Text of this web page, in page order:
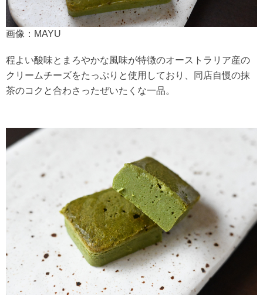
画像：MAYU
程よい酸味とまろやかな風味が特徴のオーストラリア産の
クリームチーズをたっぷりと使用しており、同店自慢の抹
茶のコクと合わさったぜいたくな一品。